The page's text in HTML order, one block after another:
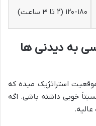
۱۲۰-۱۸۰ (۲ تا ۳ ساعت)
به دیدنی ها
استراتژیک میده که
خوبی داشته باشی. اگه